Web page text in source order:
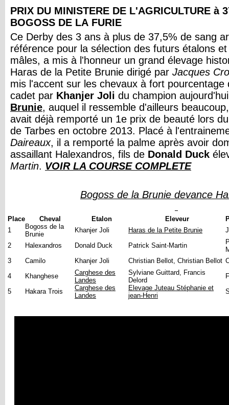
PRIX DU MINISTERE DE L'AGRICULTURE à
BOGOSS DE LA FURIE
Ce Derby des 3 ans à plus de 37,5% de sang
référence pour la sélection des futurs étalons
mâles, a mis à l'honneur un grand élevage
Haras de la Petite Brunie dirigé par Jacques
mis l'accent sur les chevaux à fort pourcentage
cadet par Khanjer Joli du champion
Brunie, auquel il ressemble d'ailleurs
avait déjà remporté un 1e prix de beauté lors
de Tarbes en octobre 2013. Placé à
Daireaux, il a remporté la palme après avoir
assaillant Halexandros, fils de Donald Duck
Martin. VOIR LA COURSE COMPLETE
Bogoss de la Brunie devance
Place Cheval Etalon Eleveur
1
Bogoss de la
Brunie
Khanjer Joli Haras de la Petite Brunie
2
Halexandros Donald Duck Patrick Saint-Martin
3
Camilo Khanjer Joli Christian Bellot, Christian Bellot
4
Khanghese
Carghese des
Landes
Sylviane Guittard, Francis
Delord
5
Hakara Trois
Carghese des
Landes
Elevage Juteau Stéphanie et
jean-Henri